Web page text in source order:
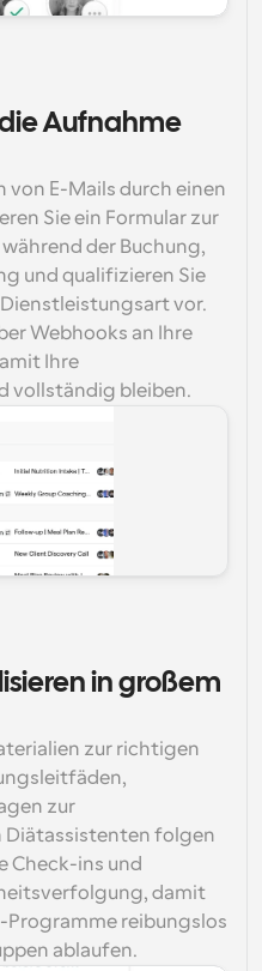
Aufnahme
von E-Mails durch einen
Sie ein Formular zur
der Buchung,
und qualifizieren Sie
vor.
Webhooks an Ihre
Ihre
vollständig bleiben.
in großem
zur richtigen
zur
Diätassistenten folgen
Check-ins und
damit
reibungslos
ablaufen.